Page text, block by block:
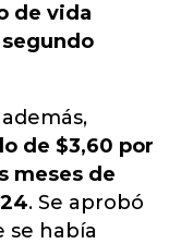
de vida
de $3,60 por
meses de
. Se aprobó
se había